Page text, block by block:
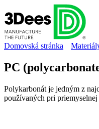
Domovská stránka
PC
Polykarbonát je jedným z
používaných pri